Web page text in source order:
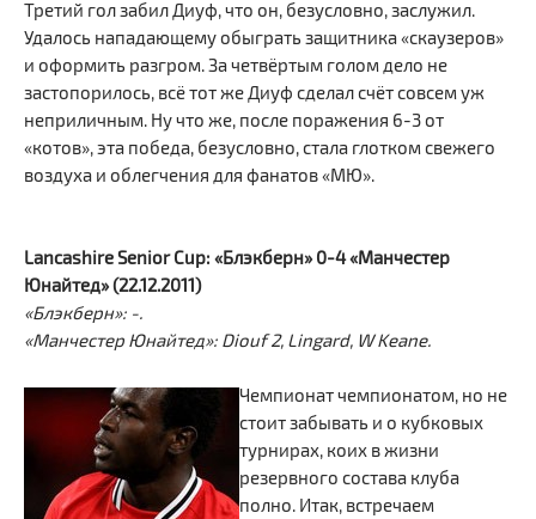
Третий гол забил Диуф, что он, безусловно, заслужил.
Удалось нападающему обыграть защитника «скаузеров»
и оформить разгром. За четвёртым голом дело не
застопорилось, всё тот же Диуф сделал счёт совсем уж
неприличным. Ну что же, после поражения 6-3 от
«котов», эта победа, безусловно, стала глотком свежего
воздуха и облегчения для фанатов «МЮ».
Lancashire Senior Cup: «Блэкберн» 0-4 «Манчестер
Юнайтед» (22.12.2011)
«Блэкберн»: -.
«Манчестер Юнайтед»: Diouf 2, Lingard, W Keane.
Чемпионат чемпионатом, но не
стоит забывать и о кубковых
турнирах, коих в жизни
резервного состава клуба
полно. Итак, встречаем